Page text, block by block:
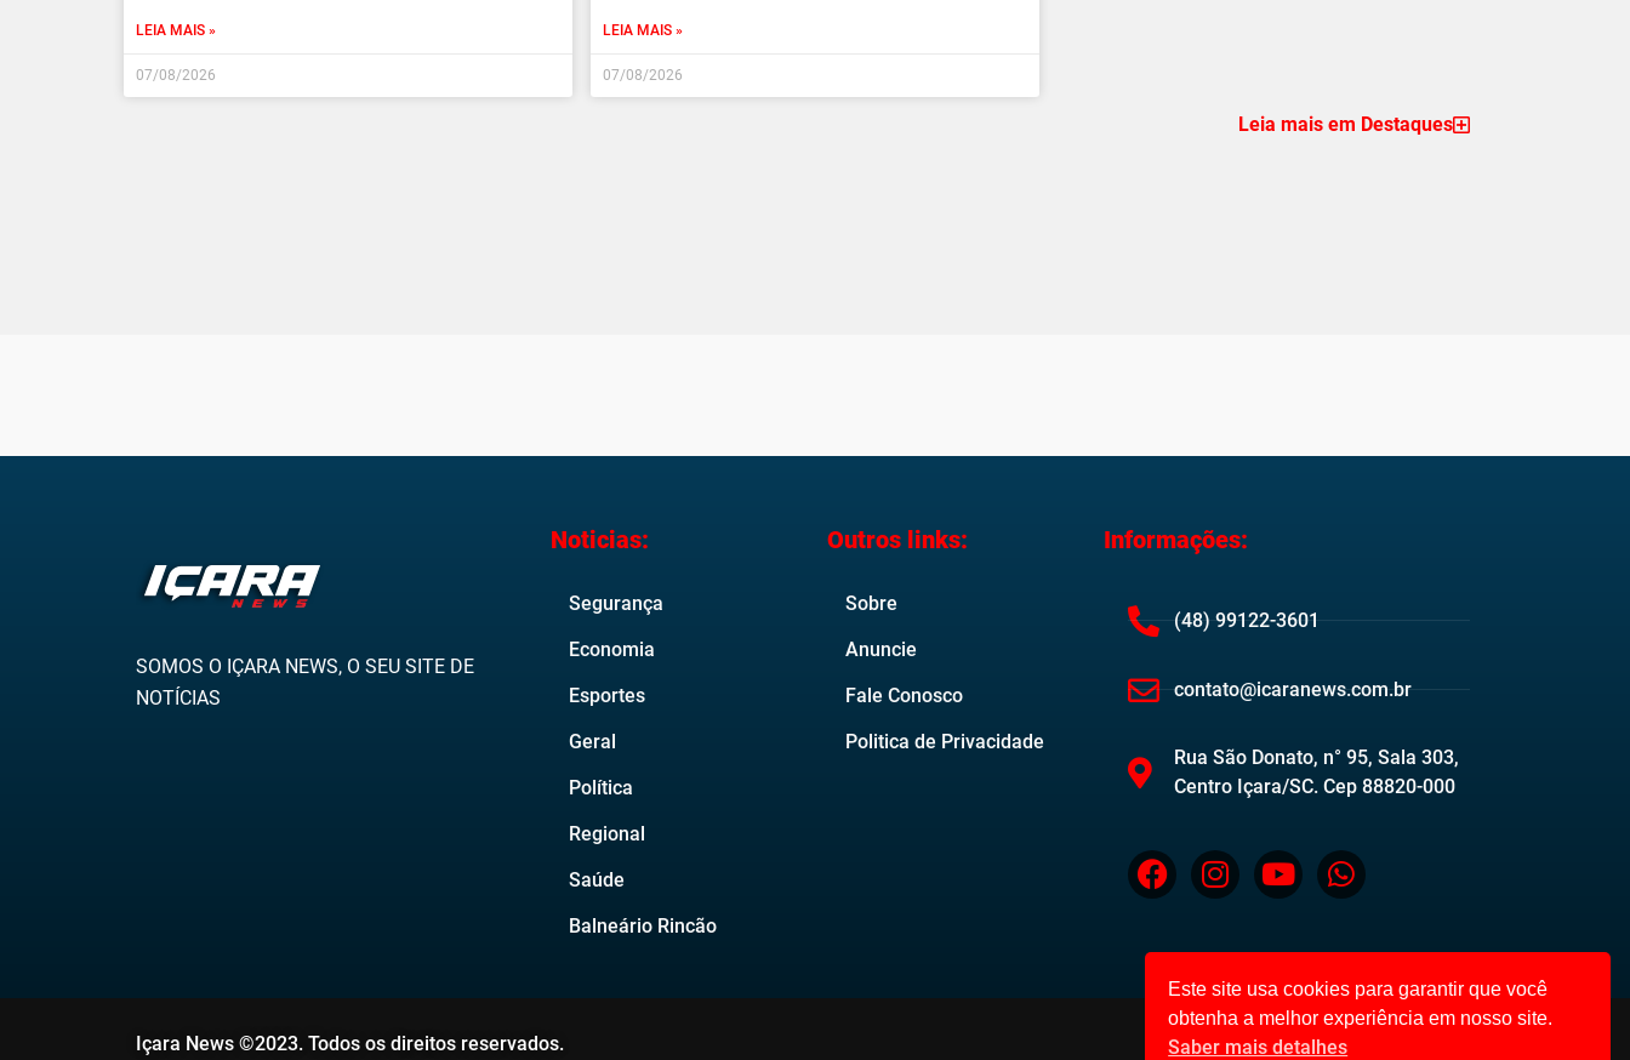
LEIA MAIS »
07/08/2026
LEIA MAIS »
07/08/2026
Leia mais em Destaques
SOMOS O IÇARA NEWS, O SEU SITE DE
NOTÍCIAS
Noticias:
Segurança
Economia
Esportes
Geral
Política
Regional
Saúde
Balneário Rincão
Outros links:
Sobre
Anuncie
Fale Conosco
Politica de Privacidade
Informações:
(48) 99122-3601
contato@icaranews.com.br
Rua São Donato, n° 95, Sala 303,
Centro Içara/SC. Cep 88820-000
Içara News ©2023. Todos os direitos reservados. Desenvolvido por: Code22 Web
Este site usa cookies para garantir que você
obtenha a melhor experiência em nosso site.
Saber mais detalhes